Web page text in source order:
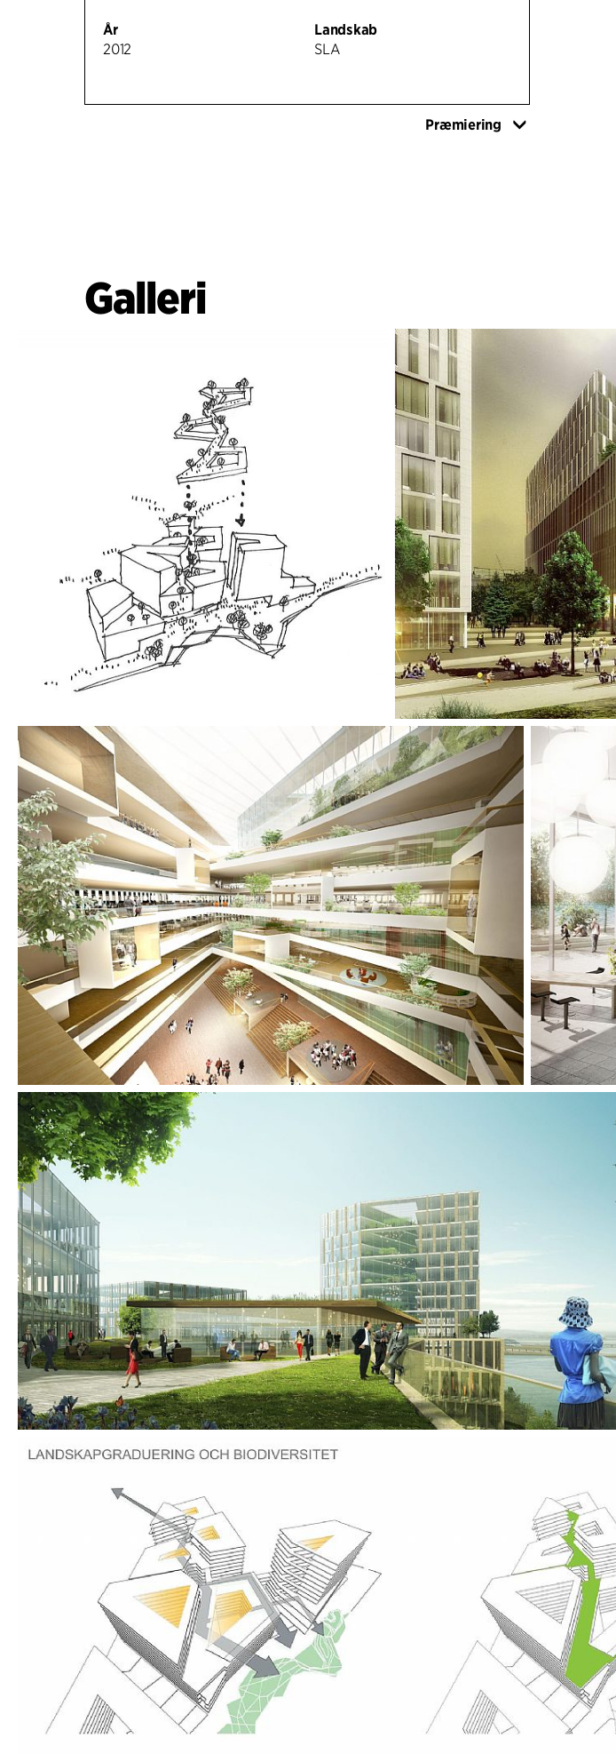
År
2012
Landskab
SLA
Præmiering
Galleri